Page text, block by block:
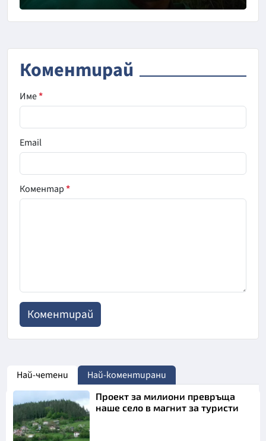
Коментирай
Име*
Email
Коментар*
Най-четени Най-коментирани
Проект за милиони превръща
наше село в магнит за туристи